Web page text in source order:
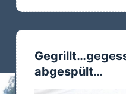
abgespült…